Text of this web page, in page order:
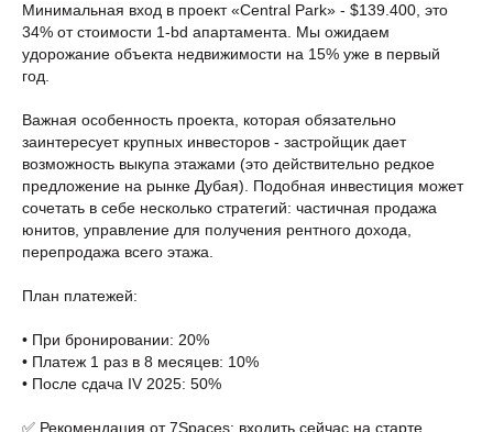
Минимальная вход в проект «Central Park» - $139.400, это
34% от стоимости 1-bd апартамента. Мы ожидаем
удорожание объекта недвижимости на 15% уже в первый
год.
Важная особенность проекта, которая обязательно
заинтересует крупных инвесторов - застройщик дает
возможность выкупа этажами (это действительно редкое
предложение на рынке Дубая). Подобная инвестиция может
сочетать в себе несколько стратегий: частичная продажа
юнитов, управление для получения рентного дохода,
перепродажа всего этажа.
План платежей:
• При бронировании: 20%
• Платеж 1 раз в 8 месяцев: 10%
• После сдача IV 2025: 50%
✅ Рекомендация от 7Spaces: входить сейчас на старте